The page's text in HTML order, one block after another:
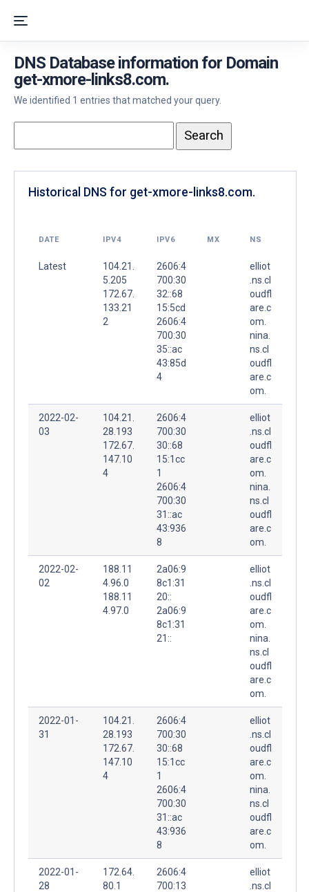
DNS Database information for Domain
get-xmore-links8.com.
We identified 1 entries that matched your query.
Historical DNS for get-xmore-links8.com.
DATE IPV4 IPV6 MX NS
Latest
104.21.
5.205
172.67.
133.21
2
2606:4
700:30
32::68
15:5cd
2606:4
700:30
35::ac
43:85d
4
elliot
.ns.cl
oudfl
are.c
om.
nina.
ns.cl
oudfl
are.c
om.
2022-02-
03
104.21.
28.193
172.67.
147.10
4
2606:4
700:30
30::68
15:1cc
1
2606:4
700:30
31::ac
43:936
8
elliot
.ns.cl
oudfl
are.c
om.
nina.
ns.cl
oudfl
are.c
om.
2022-02-
02
188.11
4.96.0
188.11
4.97.0
2a06:9
8c1:31
20::
2a06:9
8c1:31
21::
elliot
.ns.cl
oudfl
are.c
om.
nina.
ns.cl
oudfl
are.c
om.
2022-01-
31
104.21.
28.193
172.67.
147.10
4
2606:4
700:30
30::68
15:1cc
1
2606:4
700:30
31::ac
43:936
8
elliot
.ns.cl
oudfl
are.c
om.
nina.
ns.cl
oudfl
are.c
om.
2022-01-
28
172.64.
80.1
2606:4
700:13
elliot
.ns.cl